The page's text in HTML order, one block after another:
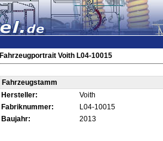
Fahrzeugportrait Voith L04-10015
Fahrzeugstamm
Hersteller:
Voith
Fabriknummer:
L04-10015
Baujahr:
2013